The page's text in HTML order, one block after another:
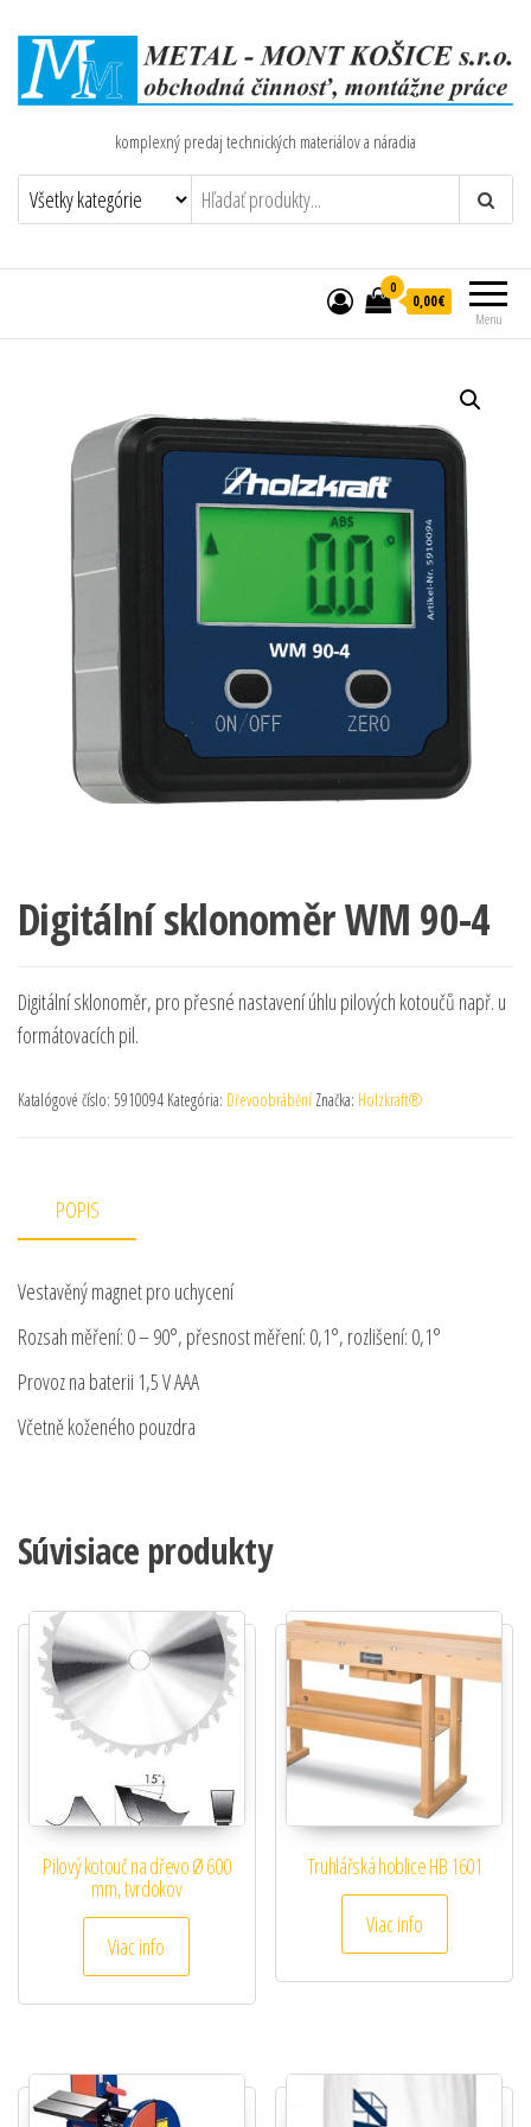
komplexný predaj technických materiálov a náradia
Menu
0
0,00€
Digitální sklonoměr WM 90-4
Digitální sklonoměr, pro přesné nastavení úhlu pilových kotoučů např. u
formátovacích pil.
Katalógové číslo: 5910094 Kategória: Dřevoobrábění Značka: Holzkraft®
POPIS
Vestavěný magnet pro uchycení
Rozsah měření: 0 – 90°, přesnost měření: 0,1°, rozlišení: 0,1°
Provoz na baterii 1,5 V AAA
Včetně koženého pouzdra
Súvisiace produkty
Pilový kotouč na dřevo Ø 600
mm, tvrdokov
Viac info
Truhlářská hoblice HB 1601
Viac info